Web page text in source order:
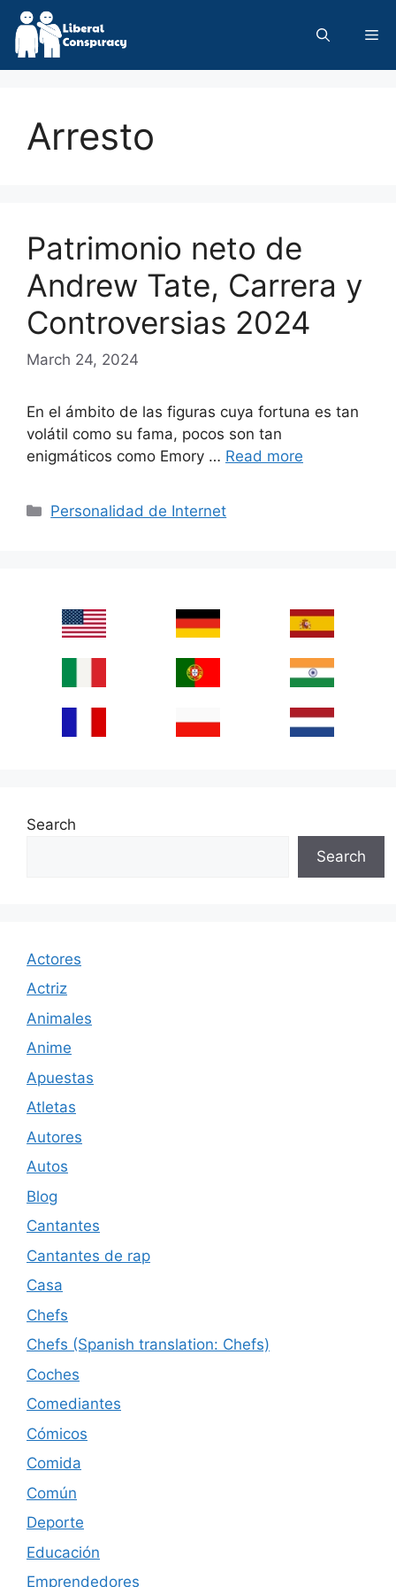
Skip
content
Arresto
Patrimonio neto de
Andrew Tate, Carrera y
Controversias 2024
March 24, 2024
En el ámbito de las figuras cuya fortuna es tan
volátil como su fama, pocos son tan
enigmáticos como Emory … Read more
Categories
Personalidad de Internet
Search
Search
Actores
Actriz
Animales
Anime
Apuestas
Atletas
Autores
Autos
Blog
Cantantes
Cantantes de rap
Casa
Chefs
Chefs (Spanish translation: Chefs)
Coches
Comediantes
Cómicos
Comida
Común
Deporte
Educación
Emprendedores